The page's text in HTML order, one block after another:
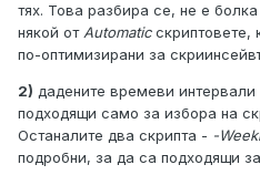
тях. Това разбира се, не е
някой отAutomaticскриптовете,
по-оптимизирани за
2) дадените времеви
подходящи само за избора на
Останалите два скрипта - -
подробни, за да са подходящи за